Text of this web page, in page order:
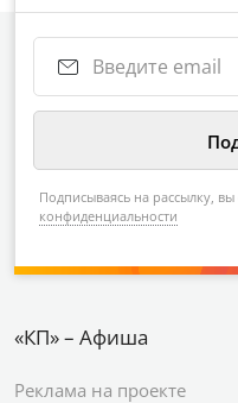
Подписываясь на рассылку, вы
конфиденциальности
«КП» – Афиша
Реклама на проекте